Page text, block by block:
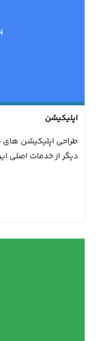
اپلیکیشن
دیگر از خدمات اصلی